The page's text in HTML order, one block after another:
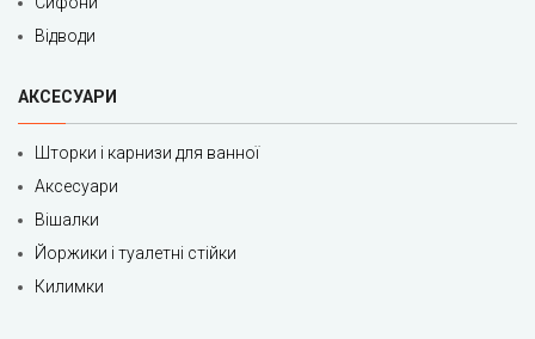
Відводи
АКСЕСУАРИ
Шторки і карнизи для ванної
Аксесуари
Вішалки
Йоржики і туалетні стійки
Килимки